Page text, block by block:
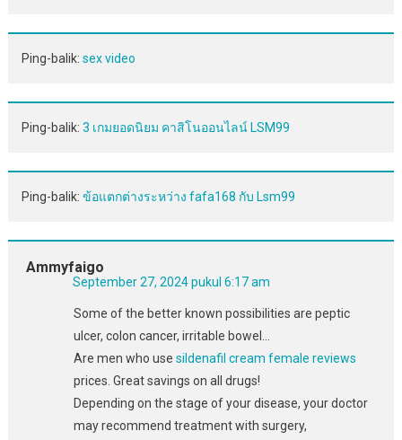
Ping-balik: sex video
Ping-balik: 3 เกมยอดนิยม คาสิโนออนไลน์ LSM99
Ping-balik: ข้อแตกต่างระหว่าง fafa168 กับ Lsm99
Ammyfaigo
September 27, 2024 pukul 6:17 am
Some of the better known possibilities are peptic
ulcer, colon cancer, irritable bowel…
Are men who use sildenafil cream female reviews
prices. Great savings on all drugs!
Depending on the stage of your disease, your doctor
may recommend treatment with surgery,